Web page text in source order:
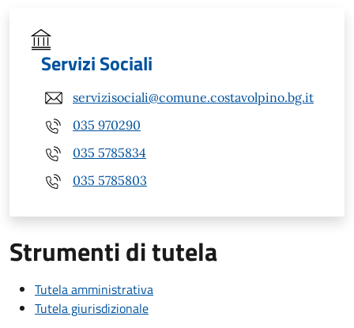
Servizi Sociali
servizisociali@comune.costavolpino.bg.it
035 970290
035 5785834
035 5785803
Strumenti di tutela
Tutela amministrativa
Tutela giurisdizionale